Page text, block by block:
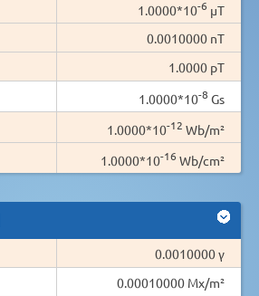
1.0000*10-6 µT
0.0010000 nT
1.0000 pT
1.0000*10-8 Gs
1.0000*10-12 Wb/m²
1.0000*10-16 Wb/cm²
0.0010000 γ
0.00010000 Mx/m²